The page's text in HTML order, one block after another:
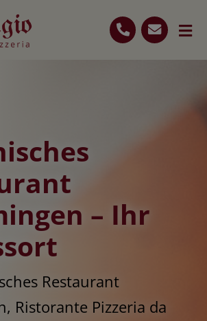
– Ihr
Restaurant
Ristorante Pizzeria da